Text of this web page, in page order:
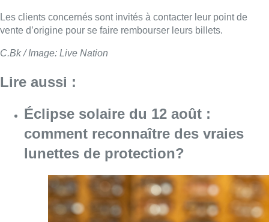
Les clients concernés sont invités à contacter leur point de
vente d’origine pour se faire rembourser leurs billets.
C.Bk / Image: Live Nation
Lire aussi :
Éclipse solaire du 12 août :
comment reconnaître des vraies
lunettes de protection?